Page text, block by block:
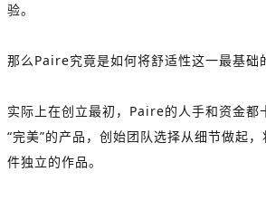
验。
那么Paire究竟是如何将舒适性这一最基础
实际上在创立最初，Paire的人手和资金都
“完美”的产品，创始团队选择从细节做起
件独立的作品。